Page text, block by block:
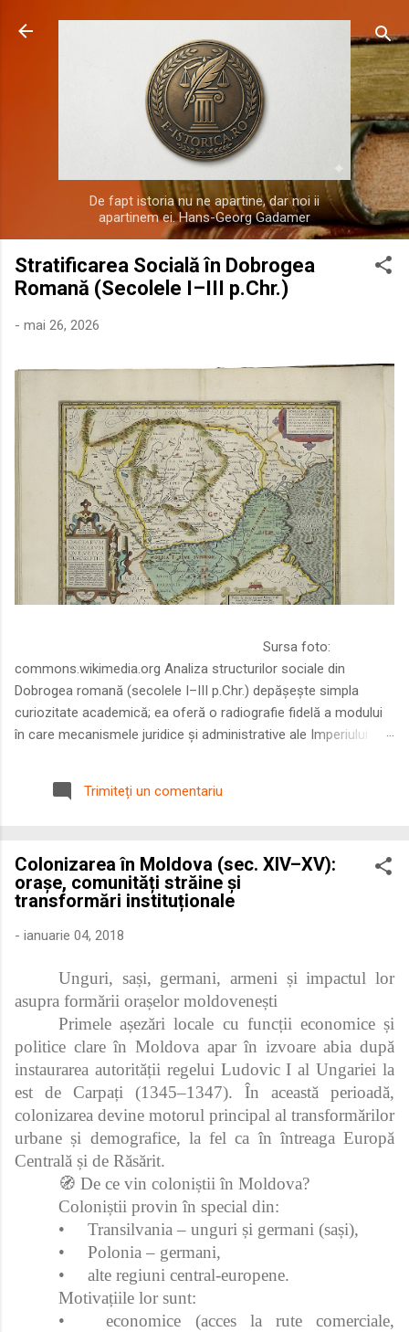
Treceți la conținutul principal
De fapt istoria nu ne apartine, dar noi ii
apartinem ei. Hans-Georg Gadamer
Stratificarea Socială în Dobrogea
Romană (Secolele I–III p.Chr.)
- mai 26, 2026
Sursa foto:
commons.wikimedia.org Analiza structurilor sociale din
Dobrogea romană (secolele I–III p.Chr.) depășește simpla
curiozitate academică; ea oferă o radiografie fidelă a modului
în care mecanismele juridice și administrative ale Imperiului
Într-o epocă în care prosperitatea excepțională a lumii romane
era susținută de o mobilitate socială dinamică și de o libertate
roman – în special a cetățenilor romani ( cives Romani ) în
țesutul urban și rural dobrogean – ne permite să măsurăm cu
precizie profunzimea și ritmul procesului de rom...
Trimiteți un comentariu
Colonizarea în Moldova (sec. XIV–XV):
orașe, comunități străine și
transformări instituționale
- ianuarie 04, 2018
Unguri, sași, germani, armeni și impactul lor
asupra formării orașelor moldovenești
Primele așezări locale cu funcții economice și
politice clare în Moldova apar în izvoare abia după
instaurarea autorității regelui Ludovic I al Ungariei la
est de Carpați (1345–1347). În această perioadă,
colonizarea devine motorul principal al transformărilor
urbane și demografice, la fel ca în întreaga Europă
Centrală și de Răsărit.
🧭 De ce vin coloniștii în Moldova?
Coloniștii provin în special din:
•
Transilvania – unguri și germani (sași),
•
Polonia – germani,
•
alte regiuni central‑europene.
Motivațiile lor sunt:
•
economice (acces la rute comerciale,